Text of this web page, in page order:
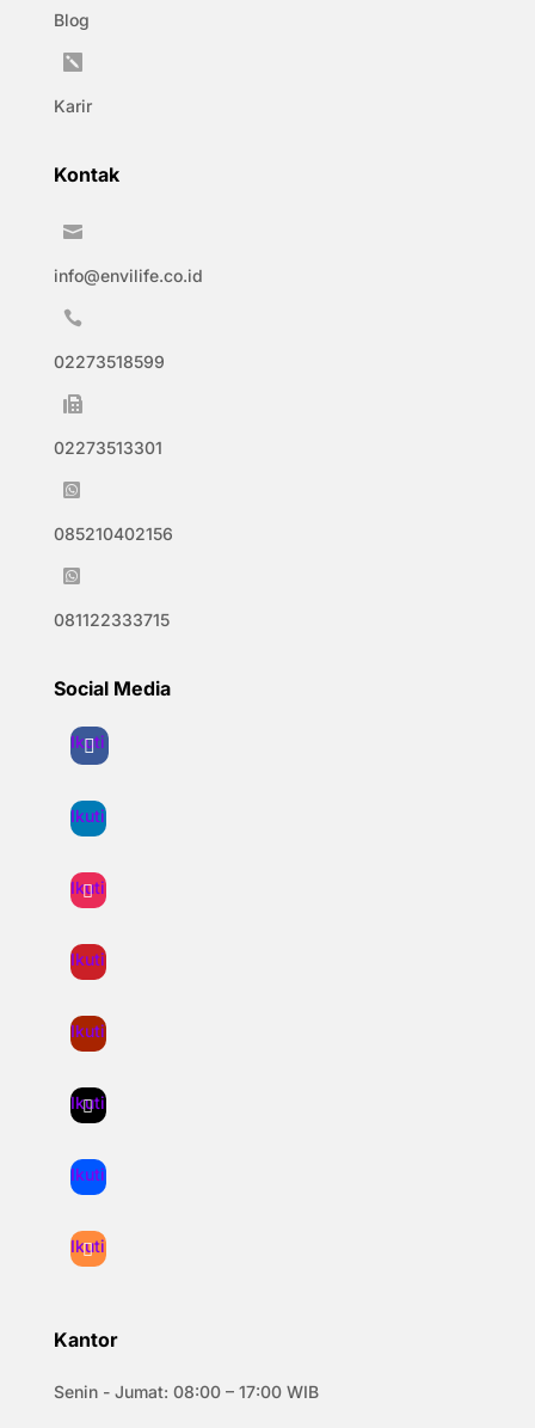
Blog

Karir
Kontak

info@envilife.co.id

02273518599

02273513301

085210402156

081122333715
Social Media
Ikuti
Ikuti
Ikuti
Ikuti
Ikuti
Ikuti
Ikuti
Ikuti
Kantor
Senin - Jumat: 08:00 – 17:00 WIB